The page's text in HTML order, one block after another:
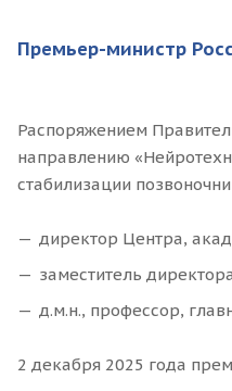
Премьер-министр
Распоряжением
направлению
стабилизации
директор Центра,
заместитель
д.м.н., профессор,
2 декабря 2025 года